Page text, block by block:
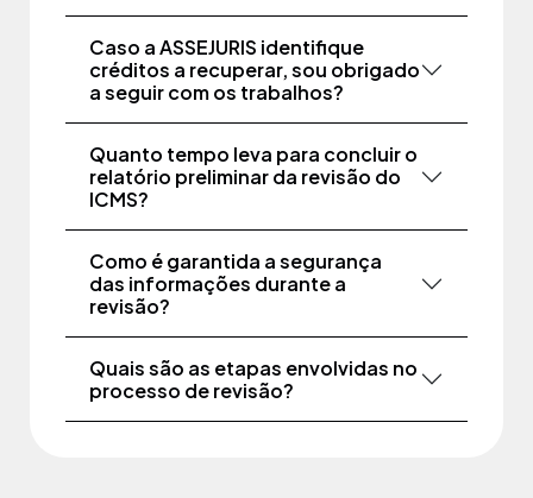
Caso a ASSEJURIS identifique
créditos a recuperar, sou obrigado
a seguir com os trabalhos?
Quanto tempo leva para concluir o
relatório preliminar da revisão do
ICMS?
Como é garantida a segurança
das informações durante a
revisão?
Quais são as etapas envolvidas no
processo de revisão?